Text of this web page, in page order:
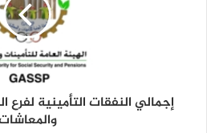
إجمالي النفقات التأمينية لفرع